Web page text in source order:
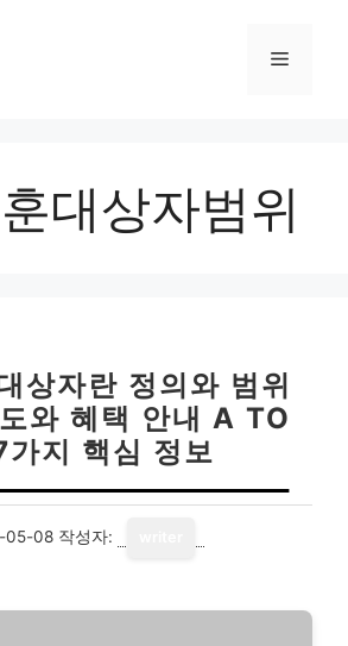
메
대상자범위
상자란 정의와 범위
와 혜택 안내 A TO
지 핵심 정보
05-08 작성자: